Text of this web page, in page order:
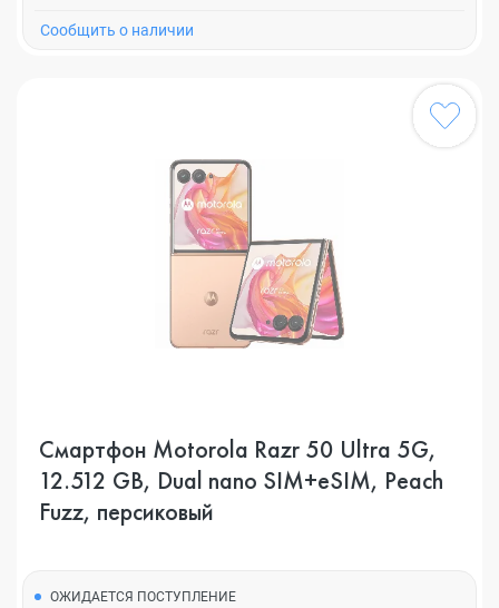
Cообщить о наличии
Смартфон Motorola Razr 50 Ultra 5G,
12.512 GB, Dual nano SIM+eSIM, Peach
Fuzz, персиковый
ОЖИДАЕТСЯ ПОСТУПЛЕНИЕ